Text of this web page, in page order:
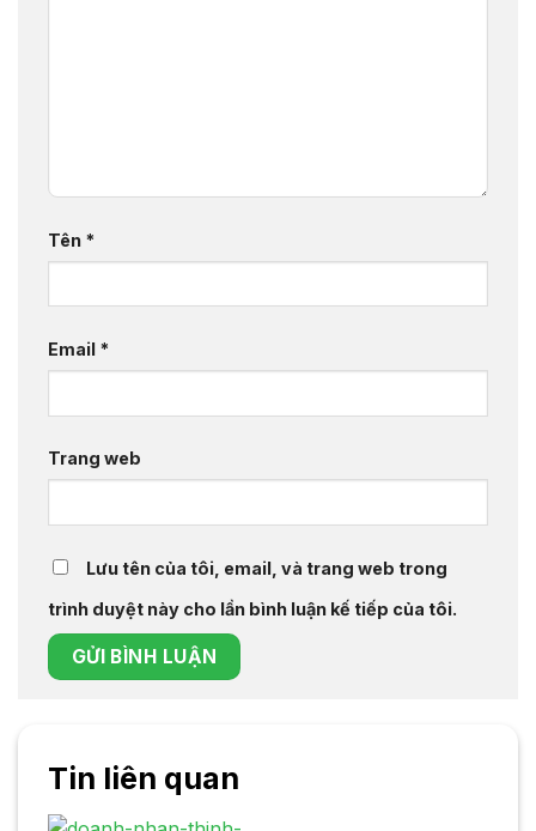
Tên *
Email *
Trang web
Lưu tên của tôi, email, và trang web trong
trình duyệt này cho lần bình luận kế tiếp của tôi.
Tin liên quan